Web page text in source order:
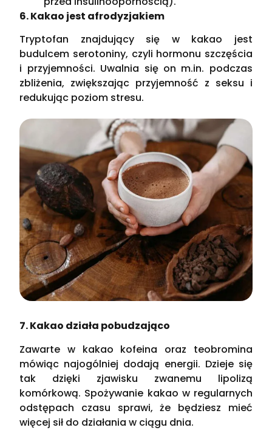
6. Kakao jest afrodyzjakiem
Tryptofan znajdujący się w kakao jest
budulcem serotoniny, czyli hormonu szczęścia
i przyjemności. Uwalnia się on m.in. podczas
zbliżenia, zwiększając przyjemność z seksu i
redukując poziom stresu.
7. Kakao działa pobudzająco
Zawarte w kakao kofeina oraz teobromina
mówiąc najogólniej dodają energii. Dzieje się
tak dzięki zjawisku zwanemu lipolizą
komórkową. Spożywanie kakao w regularnych
odstępach czasu sprawi, że będziesz mieć
więcej sił do działania w ciągu dnia.